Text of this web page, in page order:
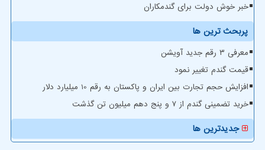
خبر خوش دولت برای گندمکاران
پربحث ترین ها
معرفی ۳ رقم جدید آویشن
قیمت گندم تغییر نمود
افزایش حجم تجارت بین ایران و پاکستان به رقم 10 میلیارد دلار
خرید تضمینی گندم از ۷ و پنج دهم میلیون تن گذشت
جدیدترین ها